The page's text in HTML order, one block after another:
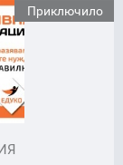
Приключило